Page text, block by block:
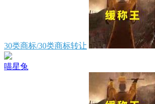
30类商标/30类商标转让
喵星兔